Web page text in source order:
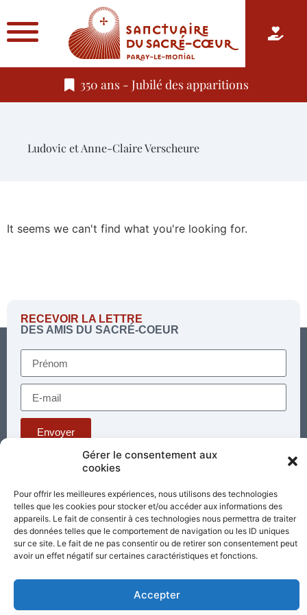
Gérer le consentement aux
cookies
Pour offrir les meilleures expériences, nous utilisons des technologies
telles que les cookies pour stocker et/ou accéder aux informations des
appareils. Le fait de consentir à ces technologies nous permettra de traiter
des données telles que le comportement de navigation ou les ID uniques
sur ce site. Le fait de ne pas consentir ou de retirer son consentement peut
avoir un effet négatif sur certaines caractéristiques et fonctions.
Accepter
350 ans - Jubilé des apparitions
Ludovic et Anne-Claire Verscheure
It seems we can't find what you're looking for.
RECEVOIR LA LETTRE
DES AMIS DU SACRÉ-COEUR
Envoyer
E-mail :
standard@sacrecoeur-paray.org
Paray TV
Agenda Nous contacter
Nos
Mentions
légales
Partagez cette page